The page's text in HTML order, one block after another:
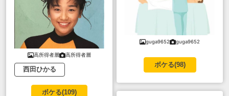
高所得者層 高所得者層
西田ひかる
ボケる(109)
guga9652 guga9652
ボケる(98)